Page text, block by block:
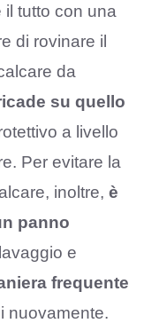
tutto con una
di rovinare il
da
su quello
a livello
Per evitare la
inoltre, è
panno
e
frequente
nuovamente.